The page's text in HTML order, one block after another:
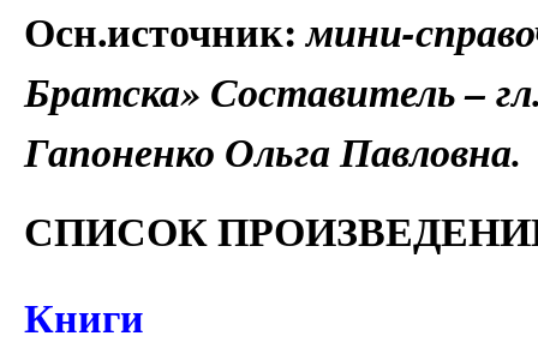
Осн.источник:мини-
Братска» Составитель –
Гапоненко Ольга Павловна.
СПИСОК
Книги